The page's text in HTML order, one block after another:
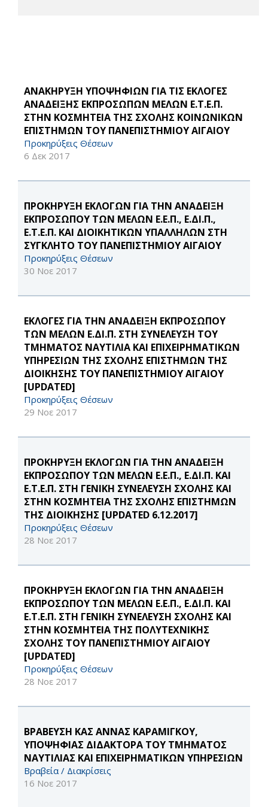
ΑΝΑΚΗΡΥΞΗ ΥΠΟΨΗΦΙΩΝ ΓΙΑ ΤΙΣ ΕΚΛΟΓΕΣ
ΑΝΑΔΕΙΞΗΣ ΕΚΠΡΟΣΩΠΩΝ ΜΕΛΩΝ Ε.Τ.Ε.Π.
ΣΤΗΝ ΚΟΣΜΗΤΕΙΑ ΤΗΣ ΣΧΟΛΗΣ ΚΟΙΝΩΝΙΚΩΝ
ΕΠΙΣΤΗΜΩΝ ΤΟΥ ΠΑΝΕΠΙΣΤΗΜΙΟΥ ΑΙΓΑΙΟΥ
Προκηρύξεις Θέσεων
6 Δεκ 2017
ΠΡΟΚΗΡΥΞΗ ΕΚΛΟΓΩΝ ΓΙΑ ΤΗΝ ΑΝΑΔΕΙΞΗ
ΕΚΠΡΟΣΩΠΟΥ ΤΩΝ ΜΕΛΩΝ Ε.Ε.Π., Ε.ΔΙ.Π.,
Ε.Τ.Ε.Π. ΚΑΙ ΔΙΟΙΚΗΤΙΚΩΝ ΥΠΑΛΛΗΛΩΝ ΣΤΗ
ΣΥΓΚΛΗΤΟ ΤΟΥ ΠΑΝΕΠΙΣΤΗΜΙΟΥ ΑΙΓΑΙΟΥ
Προκηρύξεις Θέσεων
30 Νοε 2017
ΕΚΛΟΓΕΣ ΓΙΑ ΤΗΝ ΑΝΑΔΕΙΞΗ ΕΚΠΡΟΣΩΠΟΥ
ΤΩΝ ΜΕΛΩΝ Ε.ΔΙ.Π. ΣΤΗ ΣΥΝΕΛΕΥΣΗ ΤΟΥ
ΤΜΗΜΑΤΟΣ ΝΑΥΤΙΛΙΑ ΚΑΙ ΕΠΙΧΕΙΡΗΜΑΤΙΚΩΝ
ΥΠΗΡΕΣΙΩΝ ΤΗΣ ΣΧΟΛΗΣ ΕΠΙΣΤΗΜΩΝ ΤΗΣ
ΔΙΟΙΚΗΣΗΣ ΤΟΥ ΠΑΝΕΠΙΣΤΗΜΙΟΥ ΑΙΓΑΙΟΥ
[UPDATED]
Προκηρύξεις Θέσεων
29 Νοε 2017
ΠΡΟΚΗΡΥΞΗ ΕΚΛΟΓΩΝ ΓΙΑ ΤΗΝ ΑΝΑΔΕΙΞΗ
ΕΚΠΡΟΣΩΠΟΥ ΤΩΝ ΜΕΛΩΝ Ε.Ε.Π., Ε.ΔΙ.Π. ΚΑΙ
Ε.Τ.Ε.Π. ΣΤΗ ΓΕΝΙΚΗ ΣΥΝΕΛΕΥΣΗ ΣΧΟΛΗΣ ΚΑΙ
ΣΤΗΝ ΚΟΣΜΗΤΕΙΑ ΤΗΣ ΣΧΟΛΗΣ ΕΠΙΣΤΗΜΩΝ
ΤΗΣ ΔΙΟΙΚΗΣΗΣ [UPDATED 6.12.2017]
Προκηρύξεις Θέσεων
28 Νοε 2017
ΠΡΟΚΗΡΥΞΗ ΕΚΛΟΓΩΝ ΓΙΑ ΤΗΝ ΑΝΑΔΕΙΞΗ
ΕΚΠΡΟΣΩΠΟΥ ΤΩΝ ΜΕΛΩΝ Ε.Ε.Π., Ε.ΔΙ.Π. ΚΑΙ
Ε.Τ.Ε.Π. ΣΤΗ ΓΕΝΙΚΗ ΣΥΝΕΛΕΥΣΗ ΣΧΟΛΗΣ ΚΑΙ
ΣΤΗΝ ΚΟΣΜΗΤΕΙΑ ΤΗΣ ΠΟΛΥΤΕΧΝΙΚΗΣ
ΣΧΟΛΗΣ ΤΟΥ ΠΑΝΕΠΙΣΤΗΜΙΟΥ ΑΙΓΑΙΟΥ
[UPDATED]
Προκηρύξεις Θέσεων
28 Νοε 2017
ΒΡΑΒΕΥΣΗ ΚΑΣ ΑΝΝΑΣ ΚΑΡΑΜΙΓΚΟΥ,
ΥΠΟΨΗΦΙΑΣ ΔΙΔΑΚΤΟΡΑ ΤΟΥ ΤΜΗΜΑΤΟΣ
ΝΑΥΤΙΛΙΑΣ ΚΑΙ ΕΠΙΧΕΙΡΗΜΑΤΙΚΩΝ ΥΠΗΡΕΣΙΩΝ
Βραβεία / Διακρίσεις
16 Νοε 2017